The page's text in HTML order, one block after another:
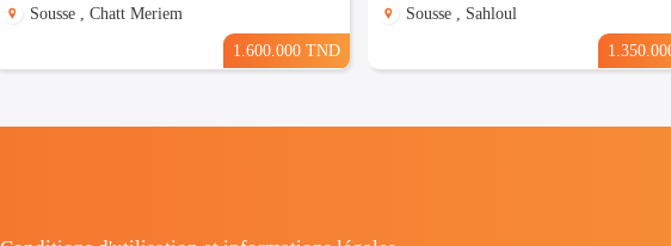
Sousse , Chatt Meriem
1.600.000 TND
Sousse , Sahloul